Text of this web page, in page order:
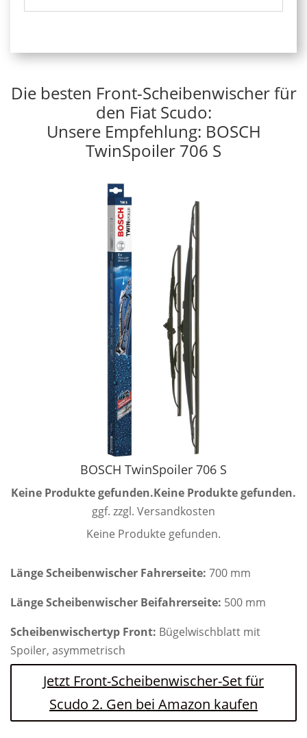
Die besten Front-Scheibenwischer für
den Fiat Scudo:
Unsere Empfehlung: BOSCH
TwinSpoiler 706 S
BOSCH TwinSpoiler 706 S
Keine Produkte gefunden.Keine Produkte gefunden.
ggf. zzgl. Versandkosten
Keine Produkte gefunden.
Länge Scheibenwischer Fahrerseite: 700 mm
Länge Scheibenwischer Beifahrerseite: 500 mm
Scheibenwischertyp Front: Bügelwischblatt mit
Spoiler, asymmetrisch
Jetzt Front-Scheibenwischer-Set für
Scudo 2. Gen bei Amazon kaufen